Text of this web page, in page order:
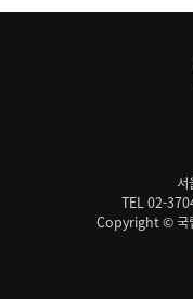
서
TEL 02-
Copyright © 국